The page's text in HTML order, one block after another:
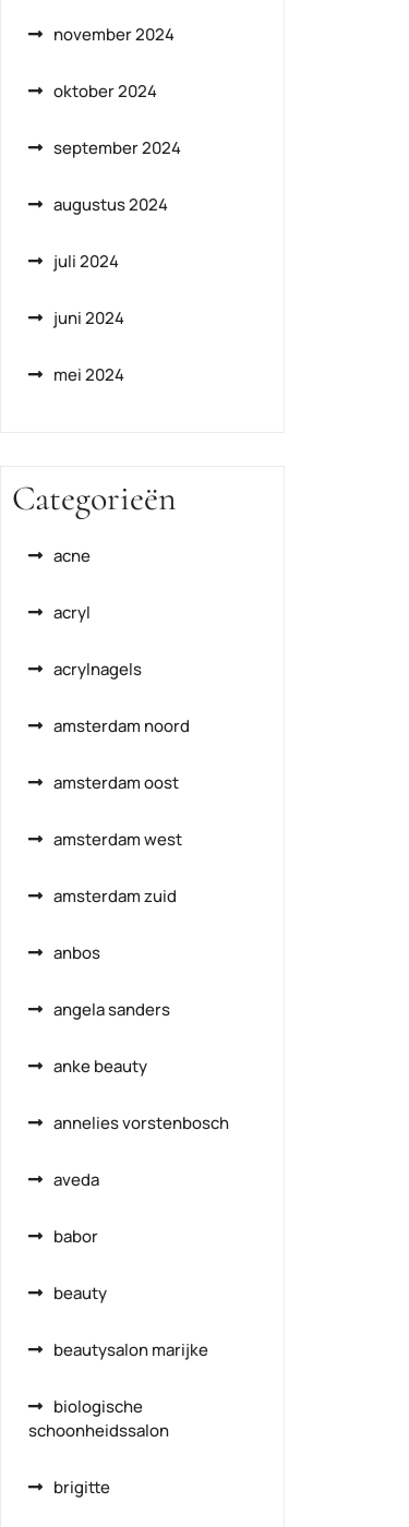
november 2024
oktober 2024
september 2024
augustus 2024
juli 2024
juni 2024
mei 2024
Categorieën
acne
acryl
acrylnagels
amsterdam noord
amsterdam oost
amsterdam west
amsterdam zuid
anbos
angela sanders
anke beauty
annelies vorstenbosch
aveda
babor
beauty
beautysalon marijke
biologische
schoonheidssalon
brigitte